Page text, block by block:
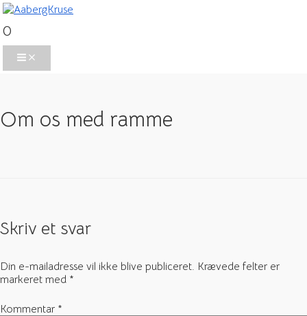
Gå
indholdet
0
Main
Om os med ramme
Skriv et svar
Din e-mailadresse vil ikke blive publiceret. Krævede felter er
markeret med *
Kommentar *